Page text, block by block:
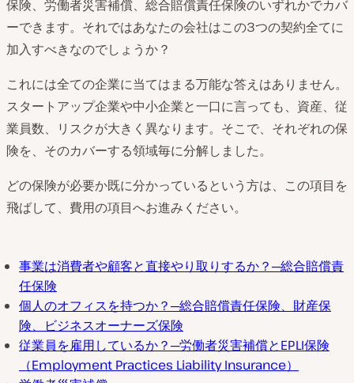
保険、労働者災害補償、総合賠償責任保険のいずれかでカバ
ーできます。それではあなたの会社はこの3つの契約全てに
加入すべきなのでしょうか？
これには全ての企業に当てはまる万能な答えはありません。
スタートアップ企業や中小企業と一口に言っても、資産、従
業員数、リスクが大きく異なります。そこで、それぞれの保
険を、そのカバーする領域毎に分解しました。
どの保険が必要か既に分かっているという方は、この項目を
飛ばして、費用の項目へお進みください。
事業は消費者や顧客と直接やり取りするか？─総合賠償責
任保険
個人のオフィスを持つか？─総合賠償責任保険、財産保
険、ビジネスオーナーズ保険
従業員を雇用しているか？─労働者災害補償とEPLI保険
（Employment Practices Liability Insurance）